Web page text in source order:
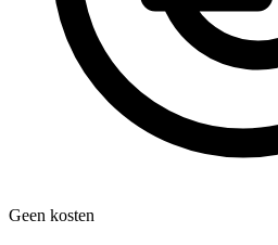
Geen kosten